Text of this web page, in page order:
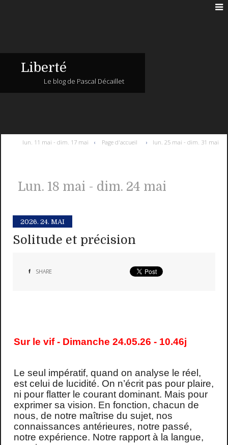
Liberté
Le blog de Pascal Décaillet
lun. 11 mai - dim. 17 mai Page d'accueil lun. 25 mai - dim. 31 mai
Lun. 18 mai - dim. 24 mai
2026. 24. MAI
Solitude et précision
SHARE
Sur le vif - Dimanche 24.05.26 - 10.46j
Le seul impératif, quand on analyse le réel,
est celui de lucidité. On n’écrit pas pour plaire,
ni pour flatter le courant dominant. Mais pour
exprimer sa vision. En fonction, chacun de
nous, de notre maîtrise du sujet, nos
connaissances antérieures, notre passé,
notre expérience. Notre rapport à la langue,